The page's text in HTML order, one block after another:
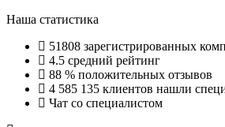
Наша статистика
51808 зарегистрированных
4.5 средний рейтинг
88 % положительных отзывов
4 585 135 клиентов нашли
Чат со специалистом